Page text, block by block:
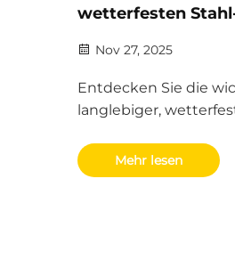
wetterfesten
Nov 27, 2025
Entdecken Sie die
langlebiger,
bis hin zu
Gewährleisten Sie
Mehr lesen